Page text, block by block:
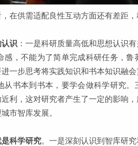
在供需适配良性互动方面还有差距，
识 ：一是科研质量高低和思想认识
，不能为了简单完成科研任务，
一步思考将实践知识和书本知识融
书本到书本，要学会做科学研究
利，这对研究者产生了一定的影响
市智库发展。
科学研究。一是深刻认识到智库研